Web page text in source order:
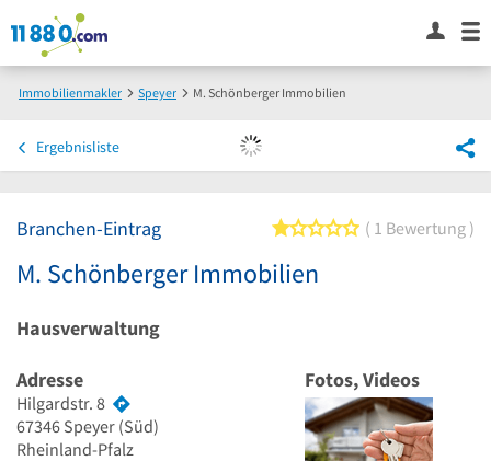
Immobilienmakler Speyer M. Schönberger Immobilien
Ergebnisliste
Branchen-Eintrag 1 von 5 Sternen
1 Bewertung
M. Schönberger Immobilien
Hausverwaltung
Adresse
Hilgardstr. 8
67346 Speyer (Süd)
Rheinland-Pfalz
Fotos, Videos